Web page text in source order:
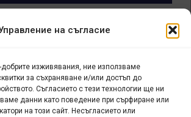
на съгласие
изживявания, ние използваме
за съхраняване и/или достъп до
Съгласието с тези технологии ще ни
данни като поведение при сърфиране или
на този сайт. Несъгласието или
БИЗНЕС
– магазин за изкуство
ИНФОРМАЦИОНЕН БИЗНЕС